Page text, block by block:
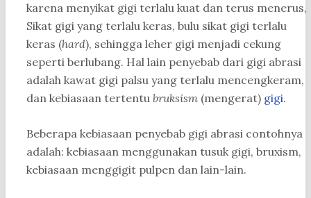
karena menyikat gigi terlalu kuat dan terus menerus,
Sikat gigi yang terlalu keras, bulu sikat gigi terlalu
keras (hard), sehingga leher gigi menjadi cekung
seperti berlubang. Hal lain penyebab dari gigi abrasi
adalah kawat gigi palsu yang terlalu mencengkeram,
dan kebiasaan tertentu bruksism (mengerat) gigi.
Beberapa kebiasaan penyebab gigi abrasi contohnya
adalah: kebiasaan menggunakan tusuk gigi, bruxism,
kebiasaan menggigit pulpen dan lain-lain.